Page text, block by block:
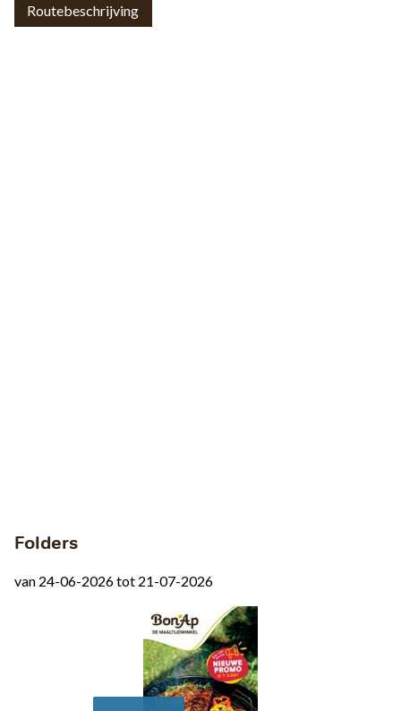
Routebeschrijving
Folders
van 24-06-2026 tot 21-07-2026